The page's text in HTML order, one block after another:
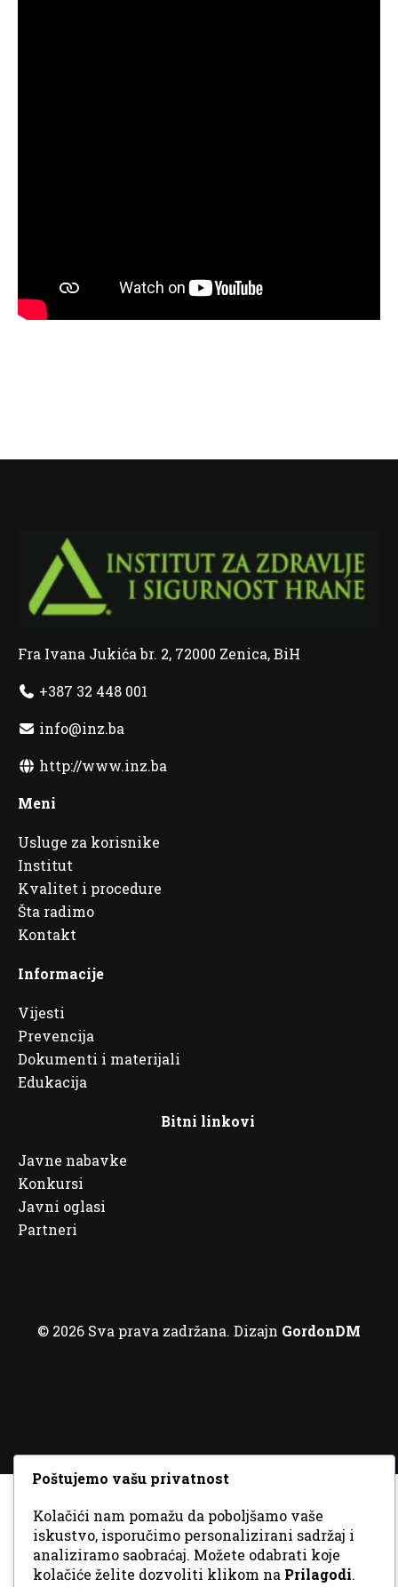
Fra Ivana Jukića br. 2, 72000 Zenica, BiH
+387 32 448 001
info@inz.ba
http://www.inz.ba
Meni
Usluge za korisnike
Institut
Kvalitet i procedure
Šta radimo
Kontakt
Informacije
Vijesti
Prevencija
Dokumenti i materijali
Edukacija
Bitni linkovi
Javne nabavke
Konkursi
Javni oglasi
Partneri
© 2026 Sva prava zadržana. Dizajn GordonDM
Poštujemo vašu privatnost
Kolačići nam pomažu da poboljšamo vaše
iskustvo, isporučimo personalizirani sadržaj i
analiziramo saobraćaj. Možete odabrati koje
kolačiće želite dozvoliti klikom na Prilagodi.